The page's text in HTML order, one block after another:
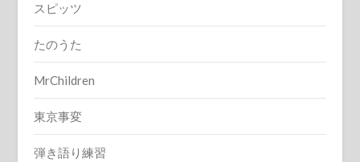
スピッツ
たのうた
MrChildren
東京事変
弾き語り練習